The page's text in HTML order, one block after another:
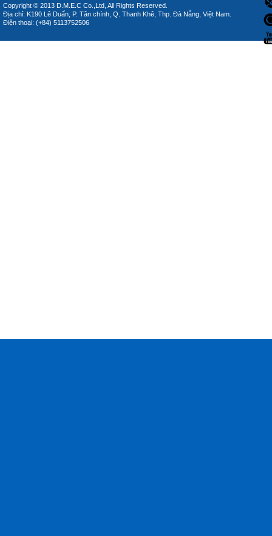
Copyright © 2013 D.M.E.C Co.,Ltd, All Rights Reserved.
Địa chỉ: K190 Lê Duẩn, P. Tân chính, Q. Thanh Khê, Thp. Đà Nẵng, Việt Nam.
Điện thoại: (+84) 5113752506